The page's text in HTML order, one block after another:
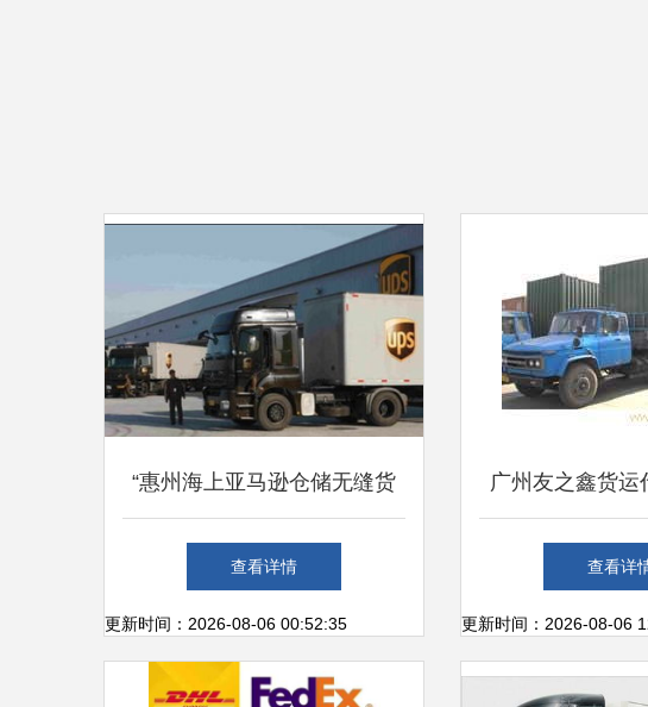
“惠州海上亚马逊仓储无缝货
代B/O类规范成本查解 ”
查看详情
更新时间：2026-08-06 00:52:35
广州友之鑫货运
物狗狗空运托
查看详
更新时间：2026-08-06